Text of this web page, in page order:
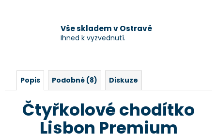
Vše skladem v Ostravě
Ihned k vyzvednutí.
Popis Podobné (8) Diskuze
Čtyřkolové chodítko
Lisbon Premium